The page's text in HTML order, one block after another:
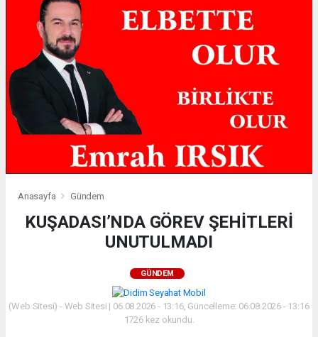
Anasayfa Gündem
KUŞADASI’NDA GÖREV ŞEHİTLERİ
UNUTULMADI
GÜNDEM
(Web Sitesi) - Web Sitesi | 06.08.2026 - 13:16, Güncelleme: 06.08.2026 - 13:16
1726 kez okundu.